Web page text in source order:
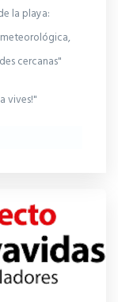
la playa:
cercanas"
vives!"